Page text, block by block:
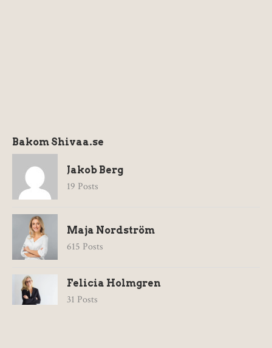
Bakom Shivaa.se
Jakob Berg
19 Posts
Maja Nordström
615 Posts
Felicia Holmgren
31 Posts